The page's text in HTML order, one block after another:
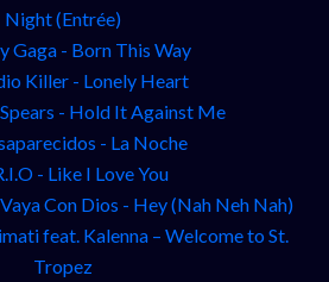
Night (Entrée)
Gaga - Born This Way
Killer - Lonely Heart
- Hold It Against Me
- La Noche
- Like I Love You
Con Dios - Hey (Nah Neh Nah)
feat. Kalenna – Welcome to St.
Tropez